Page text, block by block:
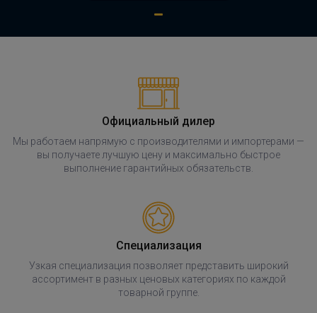
Официальный дилер
Мы работаем напрямую с производителями и импортерами —
вы получаете лучшую цену и максимально быстрое
выполнение гарантийных обязательств.
Специализация
Узкая специализация позволяет представить широкий
ассортимент в разных ценовых категориях по каждой
товарной группе.